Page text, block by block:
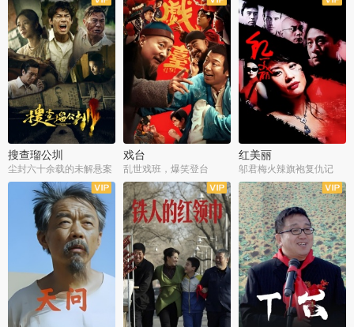
搜查瑠公圳
尘封六十余载的未解悬案
戏台
乱世戏班，爆笑登台
红美丽
邬君梅火辣旗袍复仇记